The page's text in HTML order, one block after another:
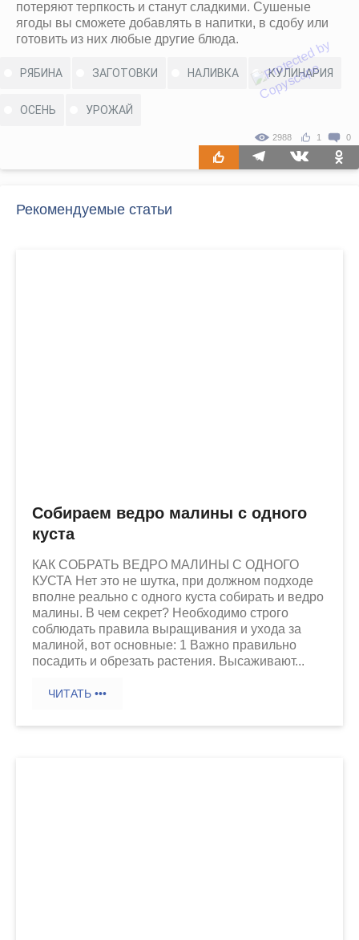
потеряют терпкость и станут сладкими. Сушеные
ягоды вы сможете добавлять в напитки, в сдобу или
готовить из них любые другие блюда.
РЯБИНА ЗАГОТОВКИ НАЛИВКА КУЛИНАРИЯ
ОСЕНЬ УРОЖАЙ
2988 1 0
Рекомендуемые статьи
Собираем ведро малины с одного
куста
КАК СОБРАТЬ ВЕДРО МАЛИНЫ С ОДНОГО
КУСТА Нет это не шутка, при должном подходе
вполне реально с одного куста собирать и ведро
малины. В чем секрет? Необходимо строго
соблюдать правила выращивания и ухода за
малиной, вот основные: 1 Важно правильно
посадить и обрезать растения. Высаживают...
ЧИТАТЬ •••